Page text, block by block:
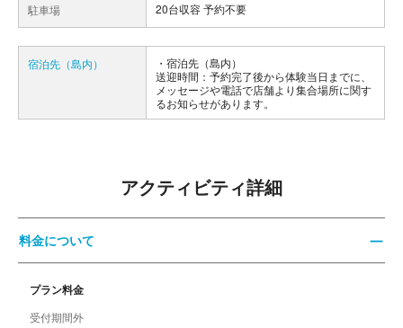
駐車場 20台収容 予約不要
宿泊先（島内）
宿泊先（島内）
送迎時間：予約完了後から体験当日までに、
メッセージや電話で店舗より集合場所に関す
るお知らせがあります。
アクティビティ詳細
料金について
プラン料金
受付期間外